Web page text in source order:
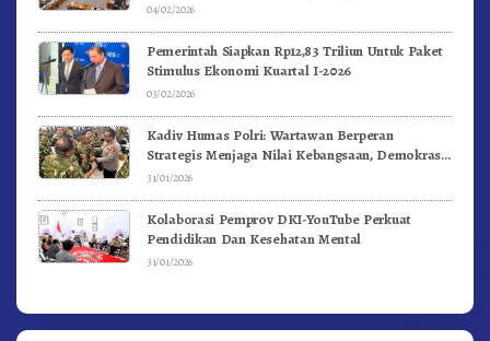
04/02/2026
Pemerintah Siapkan Rp12,83 Triliun Untuk Paket
Stimulus Ekonomi Kuartal I-2026
03/02/2026
Kadiv Humas Polri: Wartawan Berperan
Strategis Menjaga Nilai Kebangsaan, Demokrasi,
dan NKRI
31/01/2026
Kolaborasi Pemprov DKI-YouTube Perkuat
Pendidikan Dan Kesehatan Mental
31/01/2026